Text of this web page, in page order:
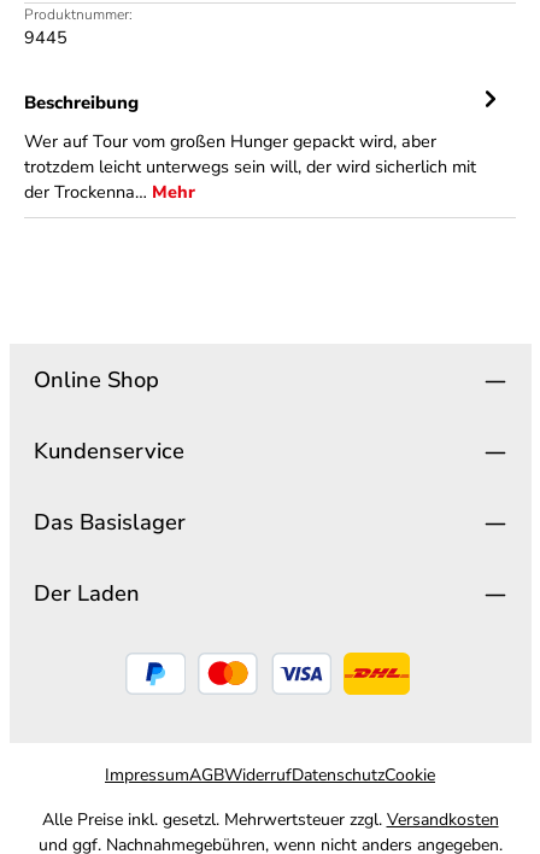
Produktnummer:
9445
Beschreibung
Wer auf Tour vom großen Hunger gepackt wird, aber
trotzdem leicht unterwegs sein will, der wird sicherlich mit
der Trockenna… Mehr
Online Shop
Kundenservice
Das Basislager
Der Laden
ImpressumAGBWiderrufDatenschutzCookie
Alle Preise inkl. gesetzl. Mehrwertsteuer zzgl. Versandkosten
und ggf. Nachnahmegebühren, wenn nicht anders angegeben.